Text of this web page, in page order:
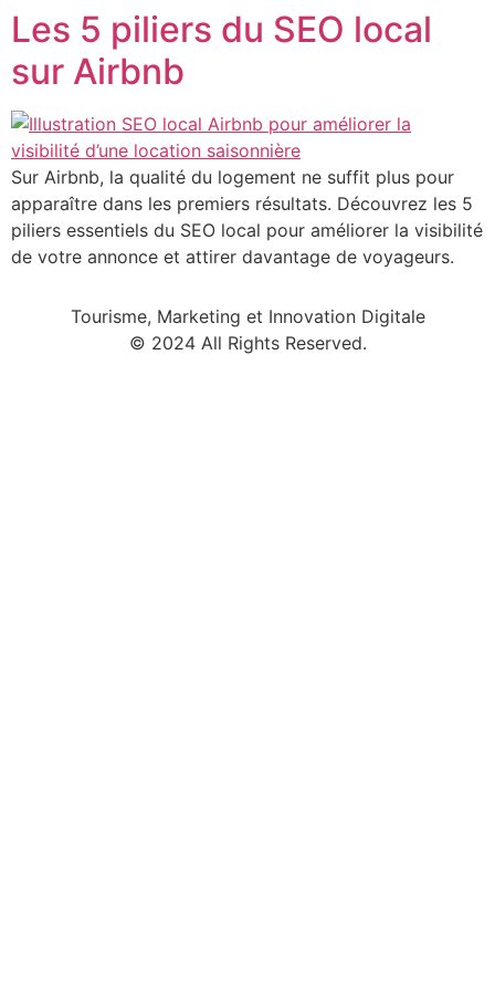
Aller
au
contenu
Les 5 piliers du SEO local
sur Airbnb
Sur Airbnb, la qualité du logement ne suffit plus pour
apparaître dans les premiers résultats. Découvrez les 5
piliers essentiels du SEO local pour améliorer la visibilité
de votre annonce et attirer davantage de voyageurs.
Tourisme, Marketing et Innovation Digitale
© 2024 All Rights Reserved.